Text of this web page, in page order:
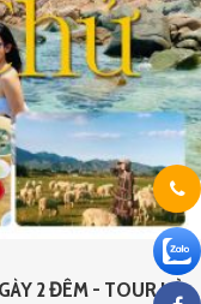
2 ĐÊM - TOUR HÈ